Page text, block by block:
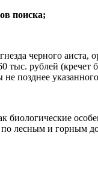
поиска;
черного аиста,
тыс. рублей
позднее
биологические
лесным и горным